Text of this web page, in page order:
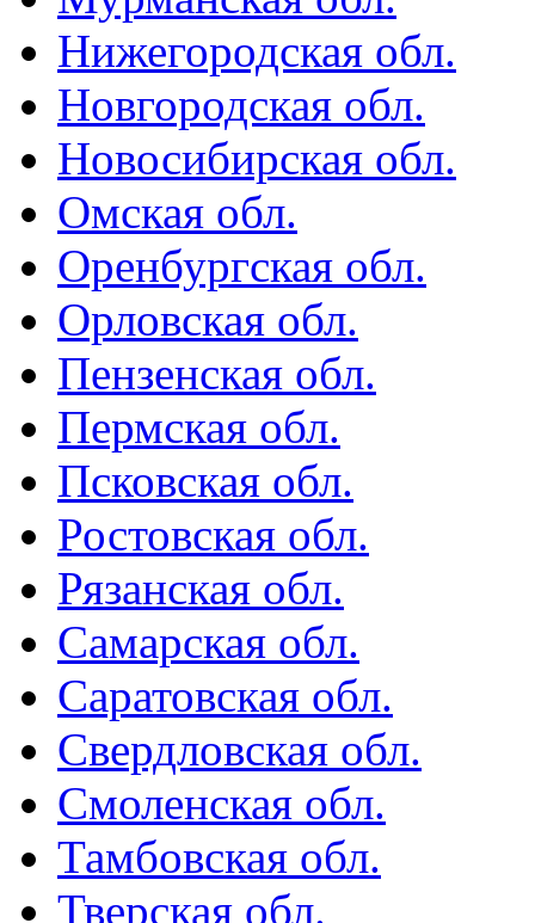
Нижегородская обл.
Новгородская обл.
Новосибирская обл.
Омская обл.
Оренбургская обл.
Орловская обл.
Пензенская обл.
Пермская обл.
Псковская обл.
Ростовская обл.
Рязанская обл.
Самарская обл.
Саратовская обл.
Свердловская обл.
Смоленская обл.
Тамбовская обл.
Тверская обл.